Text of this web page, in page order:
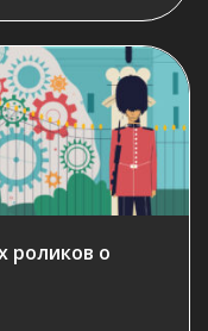
Впрочем,
сделать
наш
роликов о